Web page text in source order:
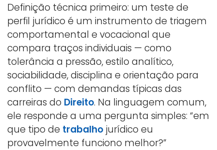
Definição técnica primeiro: um teste de
perfil jurídico é um instrumento de triagem
comportamental e vocacional que
compara traços individuais — como
tolerância a pressão, estilo analítico,
sociabilidade, disciplina e orientação para
conflito — com demandas típicas das
carreiras do Direito. Na linguagem comum,
ele responde a uma pergunta simples: “em
que tipo de trabalho jurídico eu
provavelmente funciono melhor?”